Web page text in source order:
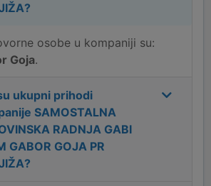
?
osobe u kompaniji su:
Goja.
ukupni prihodi
SAMOSTALNA
RADNJA GABI
GABOR GOJA PR
?